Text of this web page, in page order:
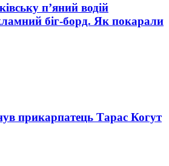
п’яний водій
біг-борд. Як покарали
прикарпатець Тарас Когут